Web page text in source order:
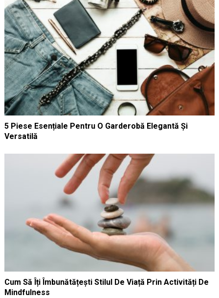
5 Piese Esențiale Pentru O Garderobă Elegantă Și
Versatilă
Cum Să Îți Îmbunătățești Stilul De Viață Prin Activități De
Mindfulness